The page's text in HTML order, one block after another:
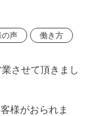
の声 働き方
させて頂きまし
様がおられま